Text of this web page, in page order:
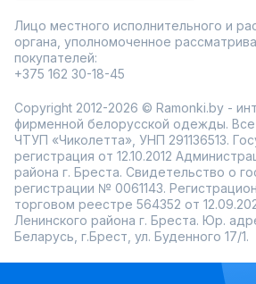
Лицо местного исполнительного и
органа, уполномоченное
покупателей:
+375 162 30-18-45
Copyright 2012-2026 © Ramonki.by -
фирменной белорусской одежды.
ЧТУП «Чиколетта», УНП 291136513.
регистрация от 12.10.2012
района г. Бреста. Свидетельство о
регистрации № 0061143.
торговом реестре 564352 от
Ленинского района г. Бреста. Юр.
Беларусь, г.Брест, ул. Буденного 17/1.